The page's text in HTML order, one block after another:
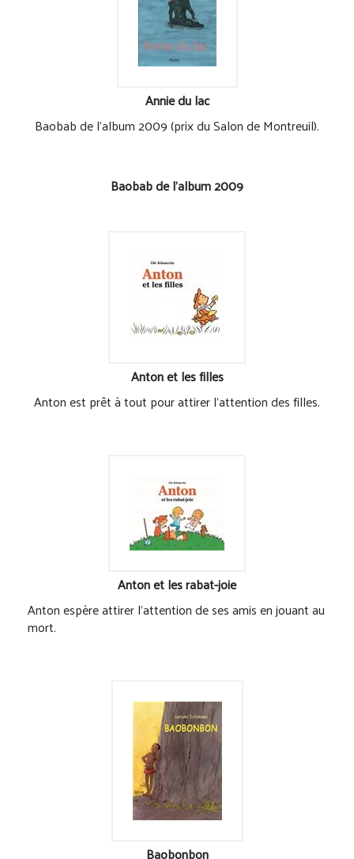
Annie du lac
Baobab de l'album 2009 (prix du Salon de Montreuil).
Baobab de l'album 2009
Anton et les filles
Anton est prêt à tout pour attirer l'attention des filles.
Anton et les rabat-joie
Anton espère attirer l'attention de ses amis en jouant au
mort.
Baobonbon